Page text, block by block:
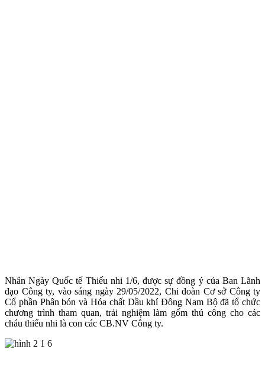
Nhân Ngày Quốc tế Thiếu nhi 1/6, được sự đồng ý của Ban Lãnh
đạo Công ty, vào sáng ngày 29/05/2022, Chi đoàn Cơ sở Công ty
Cổ phần Phân bón và Hóa chất Dầu khí Đông Nam Bộ đã tổ chức
chương trình tham quan, trải nghiệm làm gốm thủ công cho các
cháu thiếu nhi là con các CB.NV Công ty.